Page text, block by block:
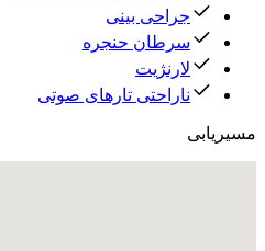
جراحی بینی
سرطان حنجره
لارنژیت
ناراحتی تارهای صوتی
مسیریابی